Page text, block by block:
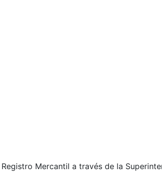
Mercantil a través de la